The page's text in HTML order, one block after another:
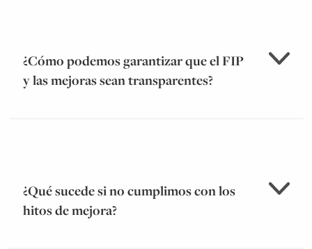
aquí
¿Cómo podemos garantizar que el FIP
y las mejoras sean transparentes?
¿Qué sucede si no cumplimos con los
hitos de mejora?